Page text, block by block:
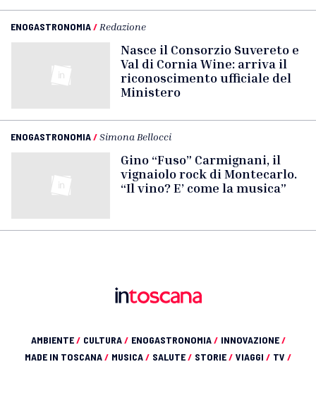
ENOGASTRONOMIA/ Redazione
Nasce il Consorzio Suvereto e
Val di Cornia Wine: arriva il
riconoscimento ufficiale del
Ministero
ENOGASTRONOMIA/Simona Bellocci
Gino “Fuso” Carmignani, il
vignaiolo rock di Montecarlo.
“Il vino? E’ come la musica”
AMBIENTE/ CULTURA/ ENOGASTRONOMIA/ INNOVAZIONE/
MADE IN TOSCANA/ MUSICA/ SALUTE/ STORIE/ VIAGGI / TV /